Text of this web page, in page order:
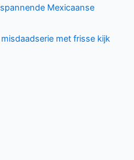
Mexicaanse
met frisse kijk